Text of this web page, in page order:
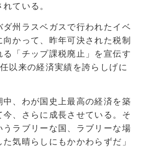
ている。
ダ州ラスベガスで行われたイベ
向かって、昨年可決された税制
「チップ課税廃止」を宣伝す
以来の経済実績を誇らしげに
中、わが国史上最高の経済を築
今、さらに成長させている。そ
うラブリーな国、ラブリーな場
気晴らしにもかかわらずだ」